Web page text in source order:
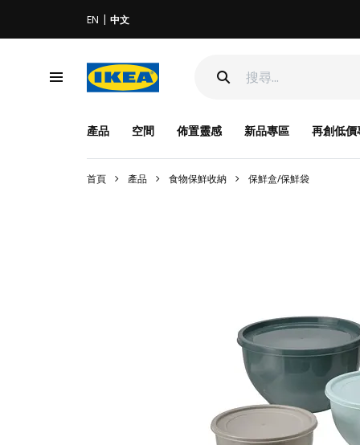
EN 中文
產品 空間 佈置靈感 新品專區 再創低價
首頁 產品 食物保鮮收納 保鮮盒/保鮮袋